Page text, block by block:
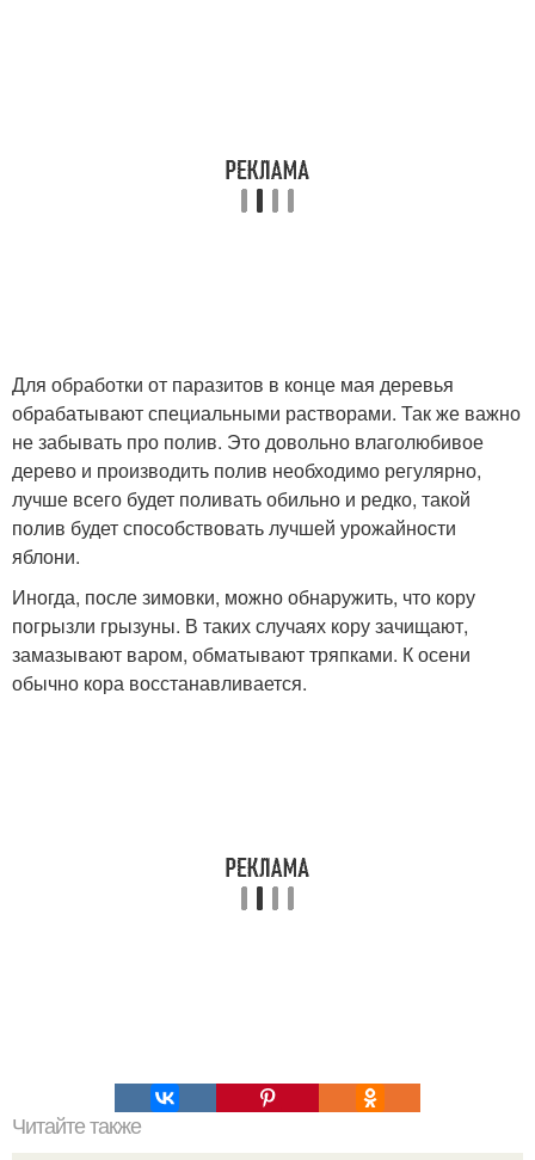
Для обработки от паразитов в конце мая деревья
обрабатывают специальными растворами. Так же важно
не забывать про полив. Это довольно влаголюбивое
дерево и производить полив необходимо регулярно,
лучше всего будет поливать обильно и редко, такой
полив будет способствовать лучшей урожайности
яблони.
Иногда, после зимовки, можно обнаружить, что кору
погрызли грызуны. В таких случаях кору зачищают,
замазывают варом, обматывают тряпками. К осени
обычно кора восстанавливается.
Читайте также